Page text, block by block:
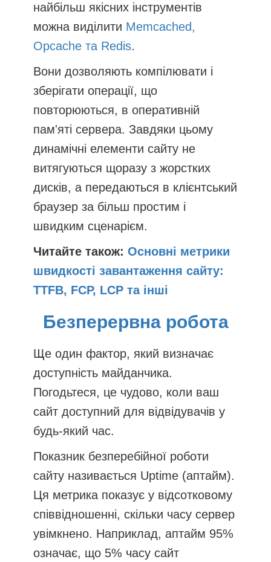
найбільш якісних інструментів
можна виділити Memcached,
Opcache та Redis.
Вони дозволяють компілювати і
зберігати операції, що
повторюються, в оперативній
пам'яті сервера. Завдяки цьому
динамічні елементи сайту не
витягуються щоразу з жорстких
дисків, а передаються в клієнтський
браузер за більш простим і
швидким сценарієм.
Читайте також: Основні метрики
швидкості завантаження сайту:
TTFB, FCP, LCP та інші
Безперервна робота
Ще один фактор, який визначає
доступність майданчика.
Погодьтеся, це чудово, коли ваш
сайт доступний для відвідувачів у
будь-який час.
Показник безперебійної роботи
сайту називається Uptime (аптайм).
Ця метрика показує у відсотковому
співвідношенні, скільки часу сервер
увімкнено. Наприклад, аптайм 95%
означає, що 5% часу сайт